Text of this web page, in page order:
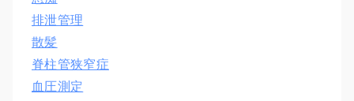
排泄管理
散髪
脊柱管狭窄症
血圧測定